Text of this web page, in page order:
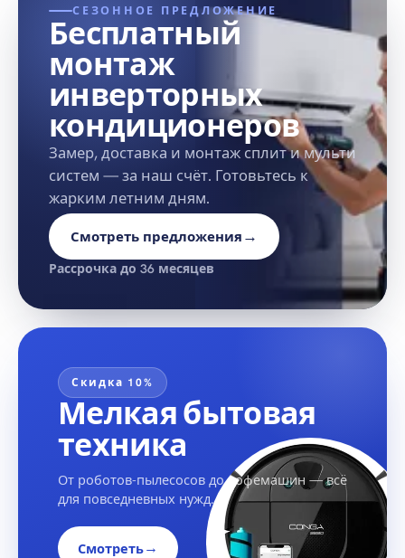
СЕЗОННОЕ ПРЕДЛОЖЕНИЕ
Бесплатный
монтаж
инверторных
кондиционеров
Замер, доставка и монтаж сплит и мульти
систем — за наш счёт. Готовьтесь к
жарким летним дням.
Смотреть предложения →
Рассрочка до 36 месяцев
Скидка 10%
Мелкая бытовая
техника
От роботов-пылесосов до кофемашин — всё
для повседневных нужд.
Смотреть→